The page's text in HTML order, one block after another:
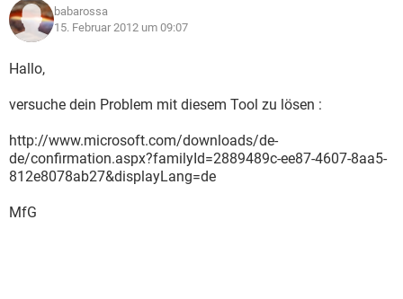
babarossa
15. Februar 2012 um 09:07
Hallo,
versuche dein Problem mit diesem Tool zu lösen :
http://www.microsoft.com/downloads/de-
de/confirmation.aspx?familyId=2889489c-ee87-4607-8aa5-
812e8078ab27&displayLang=de
MfG